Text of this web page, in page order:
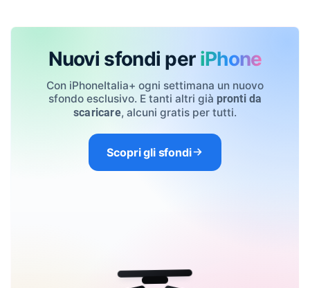
Nuovi sfondi per iPhone
Con iPhoneItalia+ ogni settimana un nuovo
sfondo esclusivo. E tanti altri già pronti da
scaricare, alcuni gratis per tutti.
Scopri gli sfondi